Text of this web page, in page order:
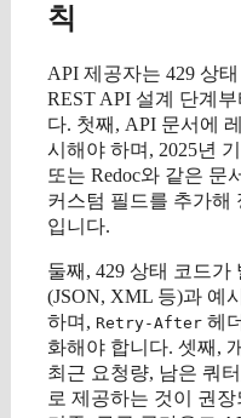
칙
API 제공자는 429 상
REST API 설계 단계
다. 첫째, API 문서에
시해야 하며, 2025년
또는 Redoc와 같은 문
커스텀 필드를 추가해
입니다.
둘째, 429 상태 코드가
(JSON, XML 등)과 예
하며, Retry-After 헤
화해야 합니다. 셋째,
최근 요청량, 남은 쿼
로 제공하는 것이 권